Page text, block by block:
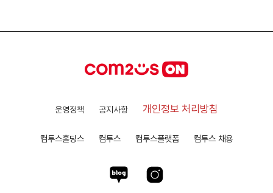
운영정책 공지사항 개인정보 처리방침
컴투스홀딩스 컴투스 컴투스플랫폼 컴투스 채용